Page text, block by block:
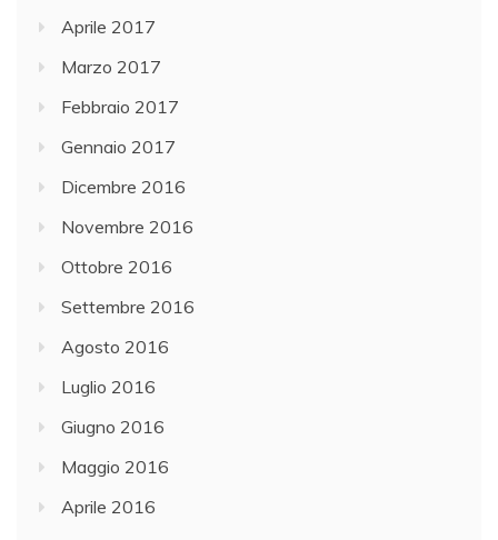
r
i
l
A
u
t
r
i
t
d
i
b
c
Aprile 2017
Marzo 2017
Febbraio 2017
Gennaio 2017
Dicembre 2016
Novembre 2016
Ottobre 2016
Settembre 2016
Agosto 2016
Luglio 2016
Giugno 2016
Maggio 2016
Aprile 2016